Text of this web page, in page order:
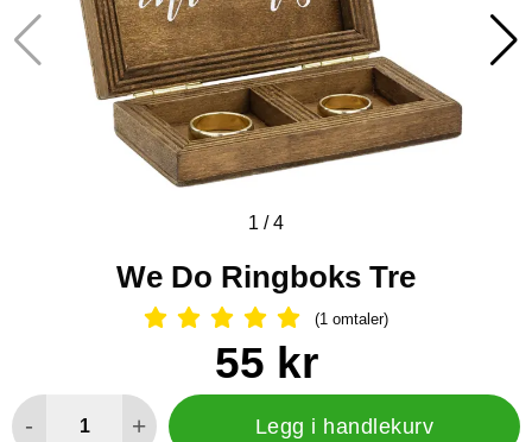
1 /4
We Do Ringboks Tre
Vurdering: 5 Stjerne, Gå til alle
(1 omtaler)
Handle dette produktet, We Do Ringboks Tre
pris
55 kr
- + Legg i handlekurv